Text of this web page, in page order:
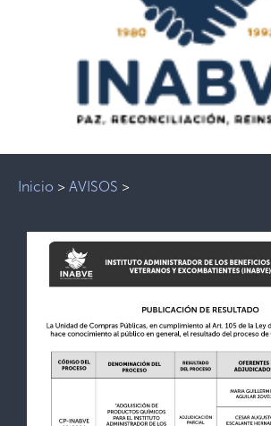
Inicio > AVISOS >